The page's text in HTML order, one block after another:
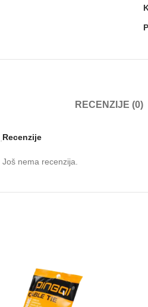
RECENZIJE (0)
Recenzije
Još nema recenzija.